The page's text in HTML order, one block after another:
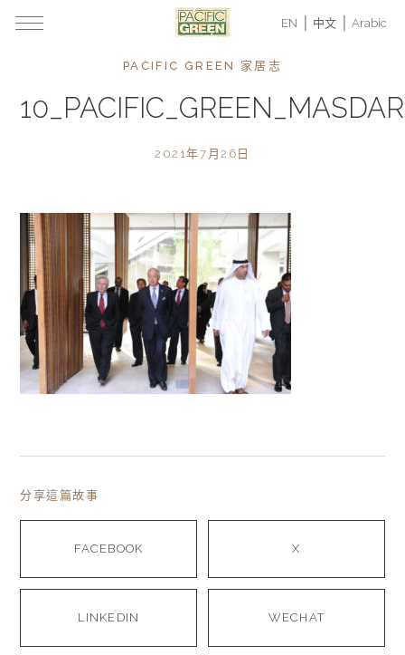
EN 中文 Arabic
PACIFIC GREEN 家居志
2021年7月26日
分享這篇故事
FACEBOOK X
LINKEDIN WECHAT